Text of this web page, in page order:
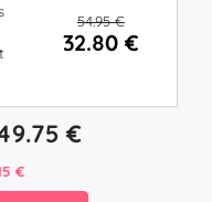
54.95 €
32.80 €
€
€